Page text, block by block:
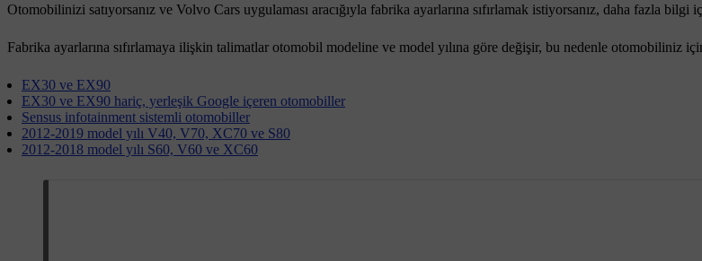
Otomobilinizi satıyorsanız ve Volvo Cars uygulaması aracığıyla fabrika ayarlarına sıfırlamak istiyorsanız, daha fazla bilgi
Fabrika ayarlarına sıfırlamaya ilişkin talimatlar otomobil modeline ve model yılına göre değişir, bu nedenle otomobiliniz
EX30 ve EX90
EX30 ve EX90 hariç, yerleşik Google içeren otomobiller
Sensus infotainment sistemli otomobiller
2012-2019 model yılı V40, V70, XC70 ve S80
2012-2018 model yılı S60, V60 ve XC60